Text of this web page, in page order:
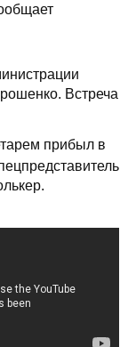
Встреча
прибыл в